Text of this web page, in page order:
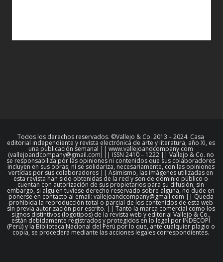
Todos los derechos reservados. ©Vallejo & Co. 2013 – 2024. Casa
editorial independiente y revista electrónica de arte y literatura, año XI, es
una publicación semanal || www.vallejoandcompany.com
(vallejoandcompany@gmail.com) || ISSN 2410 – 1222 || Vallejo & Co. no
se responsabiliza por las opiniones ni contenidos que sus colaboradores
incluyen en sus obras; ni se solidariza, necesariamente, con las opiniones
vertidas por sus colaboradores || Asimismo, las imágenes utilizadas en
esta revista han sido obtenidas de la red y son de dominio público o
cuentan con autorización de sus propietarios para su difusión; sin
embargo, si alguien tuviese derecho reservado sobre alguna, no dude en
ponerse en contacto al email: vallejoandcompany@gmail.com || Queda
prohibida la reproducción total o parcial de los contenidos de esta web
sin previa autorización por escrito. || Tanto la marca comercial como los
signos distintivos (logotipos) de la revista web y editorial Vallejo & Co.,
están debidamente registrados y protegidos en lo legal por INDECOPI
(Perú) y la Biblioteca Nacional del Perú por lo que, ante cualquier plagio o
copia, se procederá mediante las acciones legales correspondientes.